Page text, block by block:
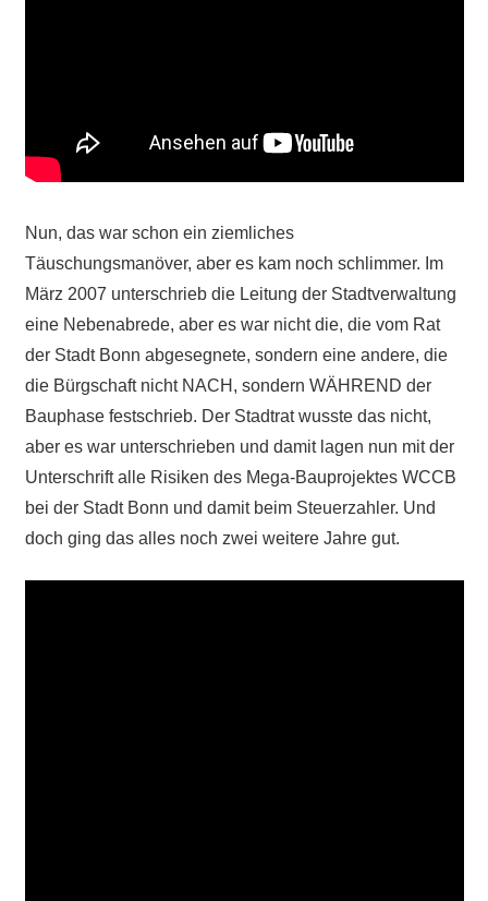
Nun, das war schon ein ziemliches
Täuschungsmanöver, aber es kam noch schlimmer. Im
März 2007 unterschrieb die Leitung der Stadtverwaltung
eine Nebenabrede, aber es war nicht die, die vom Rat
der Stadt Bonn abgesegnete, sondern eine andere, die
die Bürgschaft nicht NACH, sondern WÄHREND der
Bauphase festschrieb. Der Stadtrat wusste das nicht,
aber es war unterschrieben und damit lagen nun mit der
Unterschrift alle Risiken des Mega-Bauprojektes WCCB
bei der Stadt Bonn und damit beim Steuerzahler. Und
doch ging das alles noch zwei weitere Jahre gut.